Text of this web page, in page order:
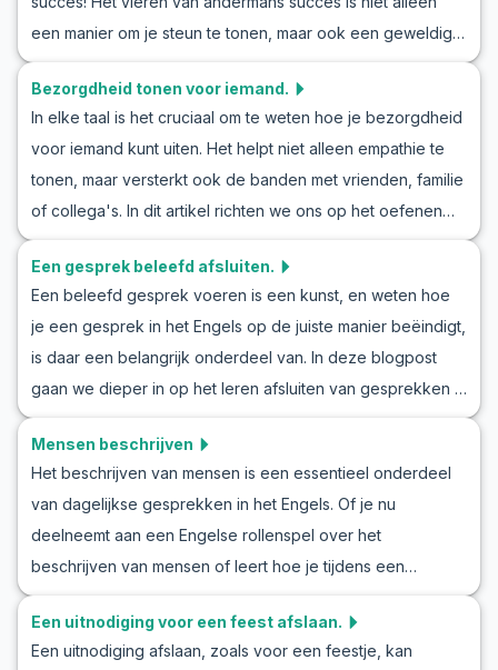
voorbeelden geven van Engelse conversatie-introducties
die je kunt gebruiken. Met de sleutelzinnen en culturele
begroetingen en introducties oefenen.
een manier om je steun te tonen, maar ook een geweldige
kans om je Engelse gespreksvaardigheden te oefenen. In
deze blog ontdek je smaakvolle manieren om vreugde en
geluk uit te drukken wanneer iemand anders iets heeft
bereikt. We bieden je een verzameling van nuttige
woorden, zinnen en een Engelse rollenspel-scenario rond
het vieren van succes. Deze taaloefening zal je helpen
felicitaties. Laten we nu de vreugde in de Engelse taal
Bezorgdheid tonen voor iemand.
In elke taal is het cruciaal om te weten hoe je bezorgdheid
voor iemand kunt uiten. Het helpt niet alleen empathie te
tonen, maar versterkt ook de banden met vrienden, familie
of collega's. In dit artikel richten we ons op het oefenen
van het Engels om bezorgdheid te uiten. Of het nu gaat om
een vriend die zich niet lekker voelt of een collega die
een moeilijke tijd doormaakt, het vermogen om
bezorgdheid in het Engels uit te drukken is een essentiële
vaardigheid. We bieden je een handig overzicht van
vocabulaire en zinnen, evenals voorbeelden van Engelse
bezorgdheid en het verbeteren van je communicatieve
Een gesprek beleefd afsluiten.
Een beleefd gesprek voeren is een kunst, en weten hoe
je een gesprek in het Engels op de juiste manier beëindigt,
is daar een belangrijk onderdeel van. In deze blogpost
gaan we dieper in op het leren afsluiten van gesprekken in
het Engels, inclusief nuttige woorden, zinnen en een
Engelse rollenspel om je vaardigheden te verbeteren. Of
je nu een gesprek op het werk, tijdens een sociale
bijeenkomst, of zelfs telefonisch beëindigt, het is cruciaal
om beleefd en duidelijk te zijn. Deze technieken zijn
essentieel voor succesvolle communicatie en zullen je
in het Engels.
Mensen beschrijven
Het beschrijven van mensen is een essentieel onderdeel
van dagelijkse gesprekken in het Engels. Of je nu
deelneemt aan een Engelse rollenspel over het
beschrijven van mensen of leert hoe je tijdens een
gespreksoefening je vrienden en familie kunt beschrijven,
deze vaardigheid vergroot je zelfvertrouwen. Wanneer je
in het Engels leert mensen te beschrijven, verwerf je niet
Een uitnodiging voor een feest afslaan.
Een uitnodiging afslaan, zoals voor een feestje, kan